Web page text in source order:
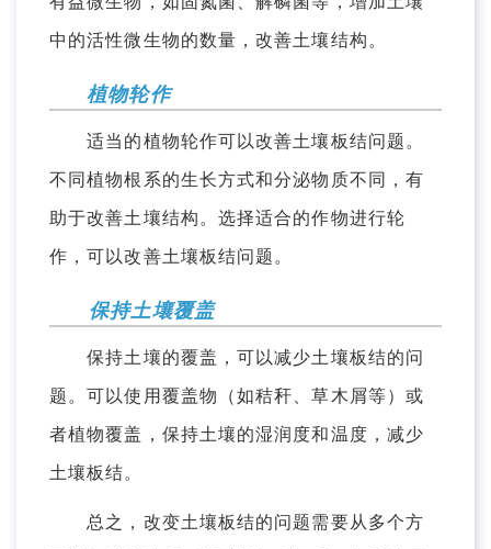
中的活性微生物的数量，改善土壤结构。
植物轮作
适当的植物轮作可以改善土壤板结问题。
不同植物根系的生长方式和分泌物质不同，有
助于改善土壤结构。选择适合的作物进行轮
作，可以改善土壤板结问题。
保持土壤覆盖
保持土壤的覆盖，可以减少土壤板结的问
题。可以使用覆盖物（如秸秆、草木屑等）或
者植物覆盖，保持土壤的湿润度和温度，减少
土壤板结。
总之，改变土壤板结的问题需要从多个方